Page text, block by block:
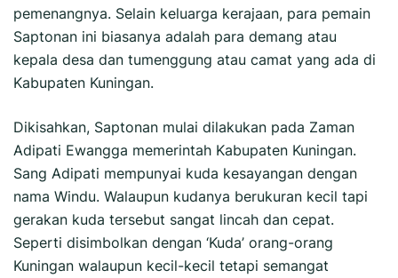
pemenangnya. Selain keluarga kerajaan, para pemain
Saptonan ini biasanya adalah para demang atau
kepala desa dan tumenggung atau camat yang ada di
Kabupaten Kuningan.
Dikisahkan, Saptonan mulai dilakukan pada Zaman
Adipati Ewangga memerintah Kabupaten Kuningan.
Sang Adipati mempunyai kuda kesayangan dengan
nama Windu. Walaupun kudanya berukuran kecil tapi
gerakan kuda tersebut sangat lincah dan cepat.
Seperti disimbolkan dengan ‘Kuda’ orang-orang
Kuningan walaupun kecil-kecil tetapi semangat